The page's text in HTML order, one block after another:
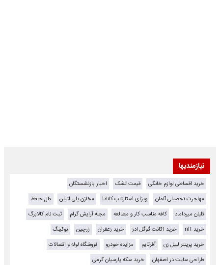
نیازمندیها
خرید اقساطی لوازم خانگی قیمت تشک
اخبار بازنشستگان
مهاجرت تحصیلی آلمان
ویزای استارتاپ کانادا مخازن پلی اتیلن
فال حافظ
قلیان میرداماد
کافه مناسب کار و مطالعه مجله آرایش گرام
ثبت نام کالابرگ
خرید nft
خرید اکانت گوگل ادز خرید زعفران زرچین
بوکینگ
خرید پرینتر لیبل زن
آفرتایم مزایده خودرو
فروشگاه لوله و اتصالات
طراحی سایت در اصفهان
خرید سکه پارسیان گرمی